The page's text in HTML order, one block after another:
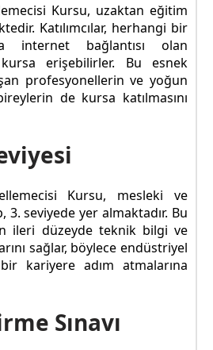
Kursu, uzaktan eğitim
Katılımcılar, herhangi bir
internet bağlantısı olan
erişebilirler. Bu esnek
profesyonellerin ve yoğun
de kursa katılmasını
Kursu, mesleki ve
seviyede yer almaktadır. Bu
ileri düzeyde teknik bilgi ve
sağlar, böylece endüstriyel
kariyere adım atmalarına
Sınavı